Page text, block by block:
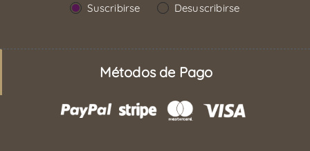
Suscribirse Desuscribirse
Métodos de Pago